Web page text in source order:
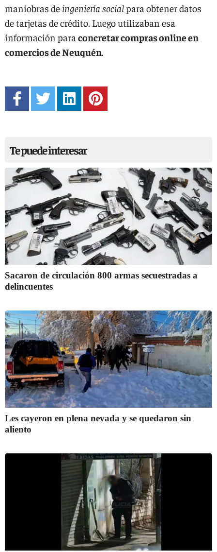
maniobras de ingeniería socialpara obtener datos
de tarjetas de crédito. Luego utilizaban esa
información para concretar compras online en
comercios de Neuquén.
Te puede interesar
Sacaron de circulación 800 armas secuestradas a
delincuentes
Les cayeron en plena nevada y se quedaron sin
aliento